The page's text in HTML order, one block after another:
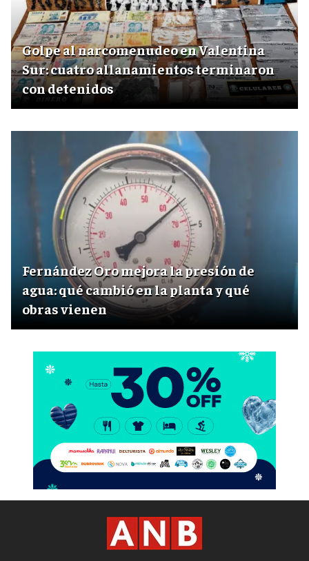
Golpe al narcomenudeo en Valentina
Sur: cuatro allanamientos terminaron
con detenidos
Fernández Oro mejora la presión de
agua: qué cambió en la planta y qué
obras vienen